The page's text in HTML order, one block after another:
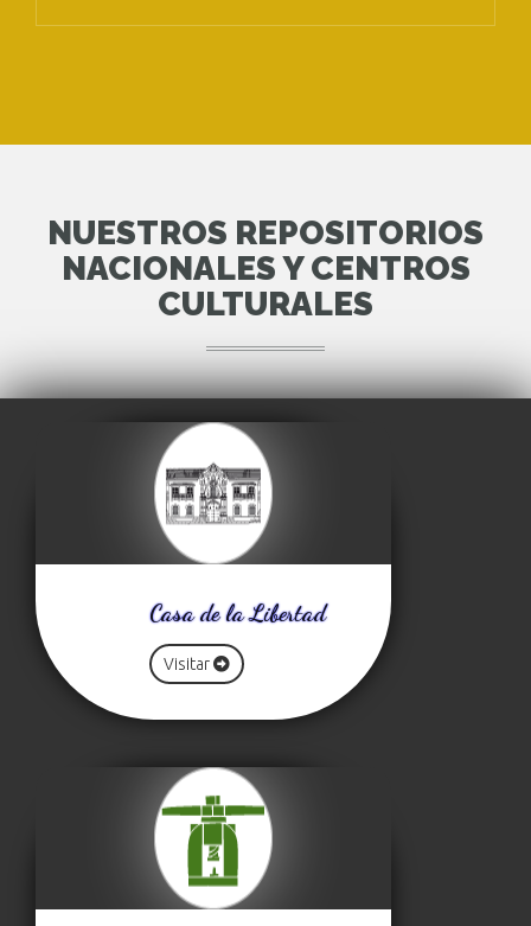
NUESTROS REPOSITORIOS
NACIONALES Y CENTROS
CULTURALES
Casa de la Libertad
Visitar